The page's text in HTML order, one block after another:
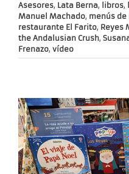
Asesores, Lata Berna, libros,
Manuel Machado, menús de
restaurante El Farito, Reyes
the Andalusian Crush,
Frenazo, vídeo